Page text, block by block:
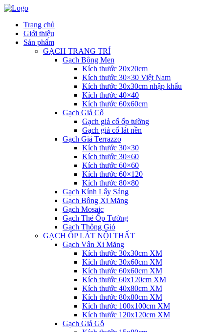
Trang chủ
Giới thiệu
Sản phẩm
GẠCH TRANG TRÍ
Gạch Bông Men
Kích thước 20x20cm
Kích thước 30×30 Việt Nam
Kích thước 30x30cm nhập khẩu
Kích thước 40×40
Kích thước 60x60cm
Gạch Giả Cổ
Gạch giả cổ ốp tường
Gạch giả cổ lát nền
Gạch Giả Terrazzo
Kích thước 30×30
Kích thước 30×60
Kích thước 60×60
Kích thước 60×120
Kích thước 80×80
Gạch Kính Lấy Sáng
Gạch Bông Xi Măng
Gạch Mosaic
Gạch Thẻ Ốp Tường
Gạch Thông Gió
GẠCH ỐP LÁT NỘI THẤT
Gạch Vân Xi Măng
Kích thước 30x30cm XM
Kích thước 30x60cm XM
Kích thước 60x60cm XM
Kích thước 60x120cm XM
Kích thước 40x80cm XM
Kích thước 80x80cm XM
Kích thước 100x100cm XM
Kích thước 120x120cm XM
Gạch Giả Gỗ